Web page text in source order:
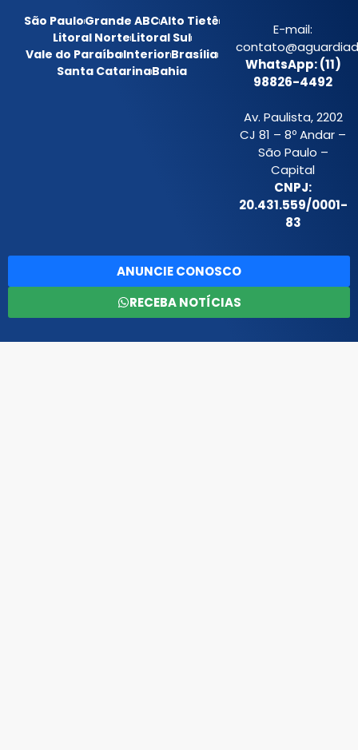
São PauloGrande ABCAlto Tietê
Litoral NorteLitoral Sul
Vale do ParaíbaInteriorBrasília
Santa CatarinaBahia
E-mail:
WhatsApp: (11)
98826-4492
Av. Paulista, 2202
CJ 81 – 8º Andar –
São Paulo –
Capital
CNPJ:
20.431.559/0001-
83
ANUNCIE CONOSCO
RECEBA NOTÍCIAS